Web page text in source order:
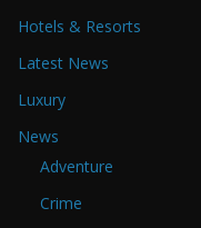
Hotels & Resorts
Latest News
Luxury
News
Adventure
Crime